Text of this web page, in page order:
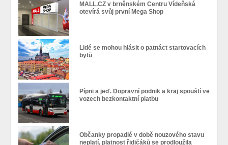
MALL.CZ v brněnském Centru Vídeňská
otevírá svůj první Mega Shop
Lidé se mohou hlásit o patnáct startovacích
bytů
Pípni a jeď. Dopravní podnik a kraj spouští ve
vozech bezkontaktní platbu
Občanky propadlé v době nouzového stavu
neplatí, platnost řidičáků se prodloužila